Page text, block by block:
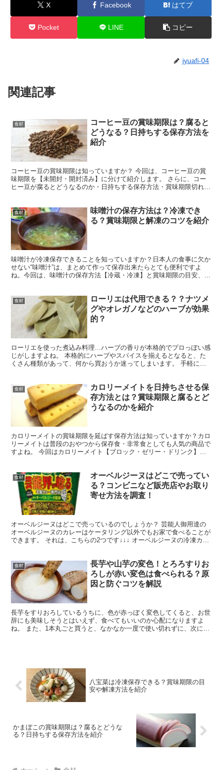
X Facebook はてブ
Pocket LINE コピー
jyuafi-04
関連記事
食材
コーヒー豆の賞味期限は？腐ると
どうなる？日持ちする保存方法を
紹介
コーヒー豆の賞味期限は知っていますか？ 今回は、コーヒー豆の賞
味期限を【未開封・開封済み】に分けて紹介します。 さらに、コー
ヒー豆が腐るとどうなるのか・日持ちする保存方法・賞味期限切れの
食材
味噌汁の保存方法は？冷凍でき
る？賞味期限と解凍のコツを紹介
味噌汁が冷凍保存できることを知っていますか？日本人の食事に欠か
せない“味噌汁”は、まとめて作って保存出来たらとても便利ですよ
ね。今回は、味噌汁の保存方法【冷蔵・冷凍】と賞味期限の目安、解
食材
ローリエは代用できる？？ナツメ
グやオレガノなどのハーブが効果
的？
ローリエを使った煮込み料理…ハーブの香りが本格的でプロっぽい感
じがしますよね。 本格的にハーブやスパイスを揃えるとなると、た
くさん種類があって、何から買おうか迷ってしまいます。 手軽に使
食材
カロリーメイトを日持ちさせる保
存方法とは？賞味期限と腐るとど
うなるのかを紹介
カロリーメイトの賞味期限を延ばす保存方法は知っていますか？カロ
リーメイトは普段のおやつから保存食・非常食としても人気の商品で
すよね。 今回はカロリーメイト【ブロック・ゼリー・ドリンク】の
食材
オーベルジーヌはどこで売ってい
る？コンビニなど販売店やお取り
寄せ方法を調査！
オーベルジーヌはどこで売っているのでしょうか？ 芸能人御用達の
オーベルジーヌのカレーはケータリング以外でもお家で食べることが
できます。 それは、こちらの2つです↓↓↓ オーベルジーヌの冷凍カレ
食材
長芋や山芋の変色！とろろすりお
ろしが赤い変色は食べられる？原
因と防ぐコツを解説
長芋をすりおろしているうちに、色が赤っぽく変色してくると、お世
辞にも美味しそうとはいえず、食べてもいいのか心配になりますよ
ね。 また、1本丸ごと買うと、なかなか一度で使い切れずに、次に使
八宝菜は冷凍保存できる？賞味期限の目
安や解凍方法を紹介
かまぼこの賞味期限は？腐るとどうな
る？日持ちする保存方法を紹介